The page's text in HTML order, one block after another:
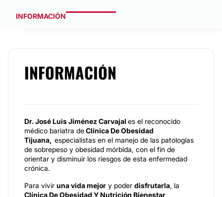
INFORMACIÓN
INFORMACIÓN
Dr. José Luis Jiménez Carvajal es el reconocido
médico bariatra deClínica De Obesidad
Tijuana, especialistas en el manejo de las patologías
de sobrepeso y obesidad mórbida, con el fin de
orientar y disminuir los riesgos de esta enfermedad
crónica.
Para vivir una vida mejor y poder disfrutarla, la
Clínica De Obesidad Y Nutrición Bienestar